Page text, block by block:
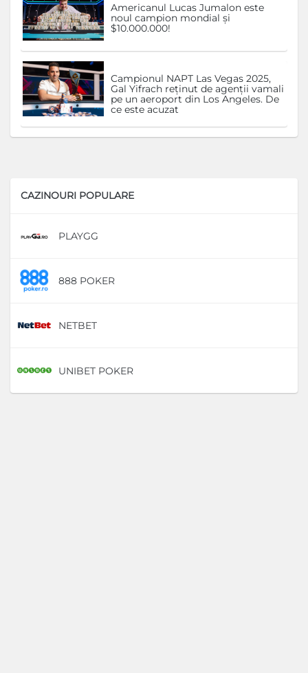
Americanul Lucas Jumalon este
noul campion mondial și
$10.000.000!
Campionul NAPT Las Vegas 2025,
Gal Yifrach reținut de agenții vamali
pe un aeroport din Los Angeles. De
ce este acuzat
CAZINOURI POPULARE
PLAYGG
888 POKER
NETBET
UNIBET POKER